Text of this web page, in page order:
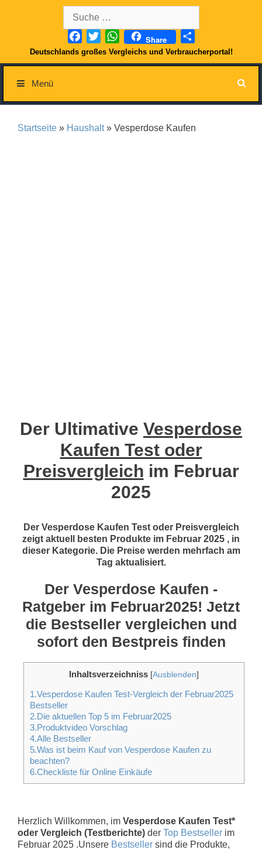
nach:
Facebook
TwitterWhatsApp
Share
Deutschlands großes Vergleichs und Verbraucherportal!
Menü
Startseite » Haushalt» Vesperdose Kaufen
Der Ultimative Vesperdose
Kaufen Test oder
Preisvergleich im Februar
2025
Der Vesperdose Kaufen Test oder Preisvergleich
zeigt aktuell besten Produkte im Februar 2025 , in
dieser Kategorie. Die Preise werden mehrfach am
Tag aktualisiert.
Der Vesperdose Kaufen -
Ratgeber im Februar2025! Jetzt
die Bestseller vergleichen und
sofort den Bestpreis finden
Inhaltsverzeichniss [Ausblenden]
1.Vesperdose Kaufen Test-Vergleich der Februar2025
Bestseller
2.Die aktuellen Top 5 im Februar2025
3.Produktvideo Vorschlag
4.Alle Bestseller
5.Was ist beim Kauf von Vesperdose Kaufen zu
beachten?
6.Checkliste für Online Einkäufe
Herzlich Willkommen, im Vesperdose Kaufen Test*
oder Vergleich (Testberichte) der Top Bestseller im
Februar 2025 .Unsere Bestseller sind die Produkte,